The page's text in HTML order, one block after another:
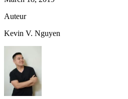
Auteur
Kevin V. Nguyen